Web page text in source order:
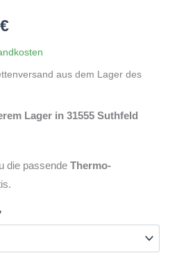
€Aktueller
Preis
ist:
279,99 €.
aus dem Lager des
Lager in 31555 Suthfeld
die passende Thermo-